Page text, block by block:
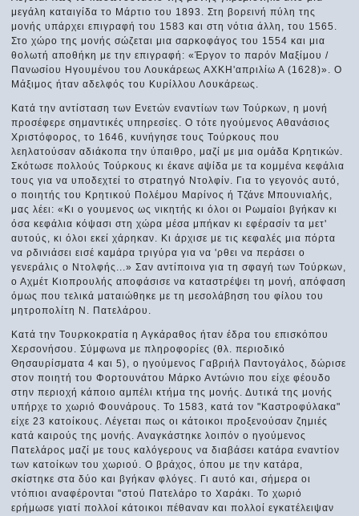
μεγάλη καταιγίδα το Μάρτιο του 1893. Στη βορεινή πύλη της
μονής υπάρχει επιγραφή του 1583 και στη νότια άλλη, του 1565.
Στο χώρο της μονής σώζεται μια σαρκοφάγος του 1554 και μια
θολωτή αποθήκη με την επιγραφή: «Έργον το παρόν Μαξίμου /
Πανωσίου Ηγουμένου του Λουκάρεως ΑΧΚΗ'απριλίω Α (1628)». Ο
Μάξιμος ήταν αδελφός του Κυρίλλου Λουκάρεως.
Κατά την αντίσταση των Ενετών εναντίων των Τούρκων, η μονή
προσέφερε σημαντικές υπηρεσίες. Ο τότε ηγούμενος Αθανάσιος
Χριστόφορος, το 1646, κυνήγησε τους Τούρκους που
λεηλατούσαν αδιάκοπα την ύπαιθρο, μαζί με μια ομάδα Κρητικών.
Σκότωσε πολλούς Τούρκους κι έκανε αψίδα με τα κομμένα κεφάλια
τους για να υποδεχτεί το στρατηγό Ντολφίν. Για το γεγονός αυτό,
ο ποιητής του Κρητικού Πολέμου Μαρίνος ή Τζάνε Μπουνιαλής,
μας λέει: «Κι ο γουμενος ως νικητής κι όλοι οι Ρωμαίοι βγήκαν κι
όσα κεφάλια κόψασι στη χώρα μέσα μπήκαν κι εφέρασίν τα μετ'
αυτούς, κι όλοι εκεί χάρηκαν. Κι άρχισε με τις κεφαλές μια πόρτα
να ρδινιάσει εισέ καμάρα τριγύρα για να 'ρθει να περάσει ο
γενεράλις ο Ντολφής...» Σαν αντίποινα για τη σφαγή των Τούρκων,
ο Αχμέτ Κιοπρουλής αποφάσισε να καταστρέψει τη μονή, απόφαση
όμως που τελικά ματαιώθηκε με τη μεσολάβηση του φίλου του
μητροπολίτη Ν. Πατελάρου.
Κατά την Τουρκοκρατία η Αγκάραθος ήταν έδρα του επισκόπου
Χερσονήσου. Σύμφωνα με πληροφορίες (θλ. περιοδικό
Θησαυρίσματα 4 και 5), ο ηγούμενος Γαβριήλ Παντογάλος, δώρισε
στον ποιητή του Φορτουνάτου Μάρκο Αντώνιο που είχε φέουδο
στην περιοχή κάποιο αμπέλι κτήμα της μονής. Δυτικά της μονής
υπήρχε το χωριό Φουνάρους. Το 1583, κατά τον "Καστροφύλακα"
είχε 23 κατοίκους. Λέγεται πως οι κάτοικοι προξενούσαν ζημιές
κατά καιρούς της μονής. Αναγκάστηκε λοιπόν ο ηγούμενος
Πατελάρος μαζί με τους καλόγερους να διαβάσει κατάρα εναντίον
των κατοίκων του χωριού. Ο βράχος, όπου με την κατάρα,
σκίστηκε στα δύο και βγήκαν φλόγες. Γι αυτό και, σήμερα οι
ντόπιοι αναφέρονται "στού Πατελάρο το Χαράκι. Το χωριό
ερήμωσε γιατί πολλοί κάτοικοι πέθαναν και πολλοί εγκατέλειψαν